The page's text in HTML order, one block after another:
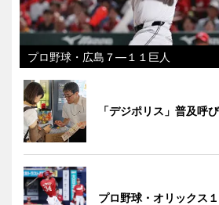
プロ野球・広島７―１１巨人
「デジポリス」普及呼
プロ野球・オリックス